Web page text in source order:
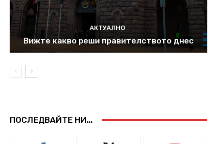
АКТУАЛНО
Вижте какво реши правителството днес
ПОСЛЕДВАЙТЕ НИ...